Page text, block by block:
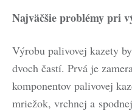
Najväčšie problémy pri
Výrobu palivovej kazety
dvoch častí. Prvá je
komponentov palivovej
mriežok, vrchnej a